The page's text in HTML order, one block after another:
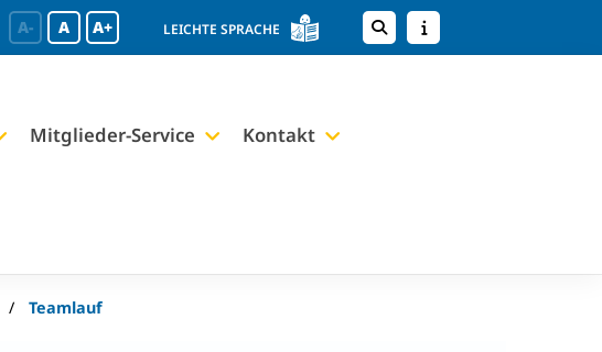
A- A A+ LEICHTE SPRACHE
Mitglieder-Service Kontakt
Teamlauf